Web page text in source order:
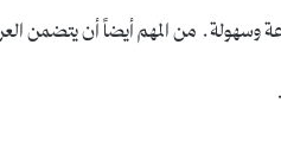
وسهولة. من المهم أيضاً أن يتضمن